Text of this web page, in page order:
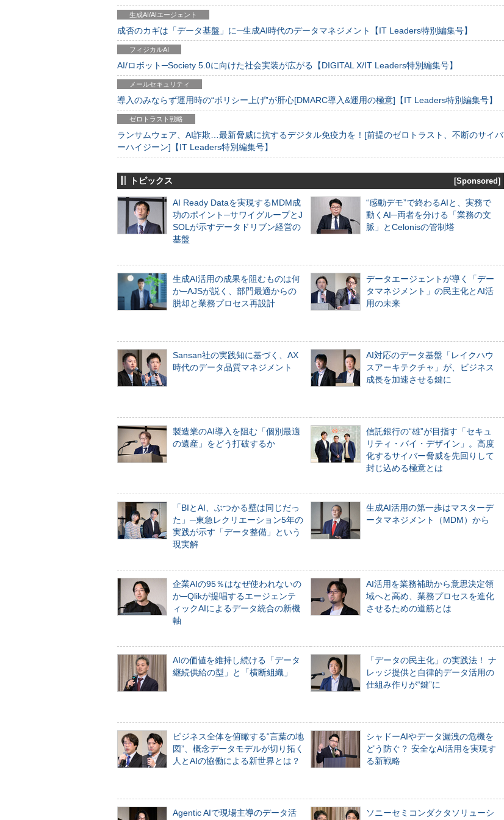
生成AI/AIエージェント
成否のカギは「データ基盤」に─生成AI時代のデータマネジメント【IT Leaders特別編集号】
フィジカルAI
AI/ロボット─Society 5.0に向けた社会実装が広がる【DIGITAL X/IT Leaders特別編集号】
メールセキュリティ
導入のみならず運用時の“ポリシー上げ”が肝心[DMARC導入&運用の極意]【IT Leaders特別編集号】
ゼロトラスト戦略
ランサムウェア、AI詐欺…最新脅威に抗するデジタル免疫力を！[前提のゼロトラスト、不断のサイバ
ーハイジーン]【IT Leaders特別編集号】
トピックス [Sponsored]
AI Ready Dataを実現するMDM成
功のポイント─サワイグループとJ
SOLが示すデータドリブン経営の
基盤
“感動デモ”で終わるAIと、実務で
動くAI─両者を分ける「業務の文
脈」とCelonisの管制塔
生成AI活用の成果を阻むものは何
か─AJSが説く、部門最適からの
脱却と業務プロセス再設計
データエージェントが導く「デー
タマネジメント」の民主化とAI活
用の未来
Sansan社の実践知に基づく、AX
時代のデータ品質マネジメント
AI対応のデータ基盤「レイクハウ
スアーキテクチャ」が、ビジネス
成長を加速させる鍵に
製造業のAI導入を阻む「個別最適
の遺産」をどう打破するか
信託銀行の“雄”が目指す「セキュ
リティ・バイ・デザイン」。高度
化するサイバー脅威を先回りして
封じ込める極意とは
「BIとAI、ぶつかる壁は同じだっ
た」─東急レクリエーション5年の
実践が示す「データ整備」という
現実解
生成AI活用の第一歩はマスターデ
ータマネジメント（MDM）から
企業AIの95％はなぜ使われないの
か─Qlikが提唱するエージェンテ
ィックAIによるデータ統合の新機
軸
AI活用を業務補助から意思決定領
域へと高め、業務プロセスを進化
させるための道筋とは
AIの価値を維持し続ける「データ
継続供給の型」と「横断組織」
「データの民主化」の実践法！ ナ
レッジ提供と自律的データ活用の
仕組み作りが“鍵”に
ビジネス全体を俯瞰する“言葉の地
図”、概念データモデルが切り拓く
人とAIの協働による新世界とは？
シャドーAIやデータ漏洩の危機を
どう防ぐ？ 安全なAI活用を実現す
る新戦略
Agentic AIで現場主導のデータ活 ソニーセミコンダクタソリューシ